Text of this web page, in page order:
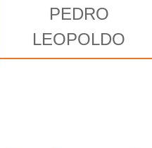
PEDRO
LEOPOLDO